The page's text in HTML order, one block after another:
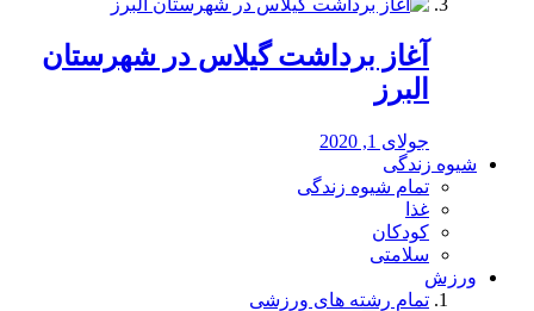
آغاز برداشت گیلاس در شهرستان
البرز
جولای 1, 2020
شیوه زندگی
تمام شیوه زندگی
غذا
کودکان
سلامتی
ورزش
تمام رشته های ورزشی